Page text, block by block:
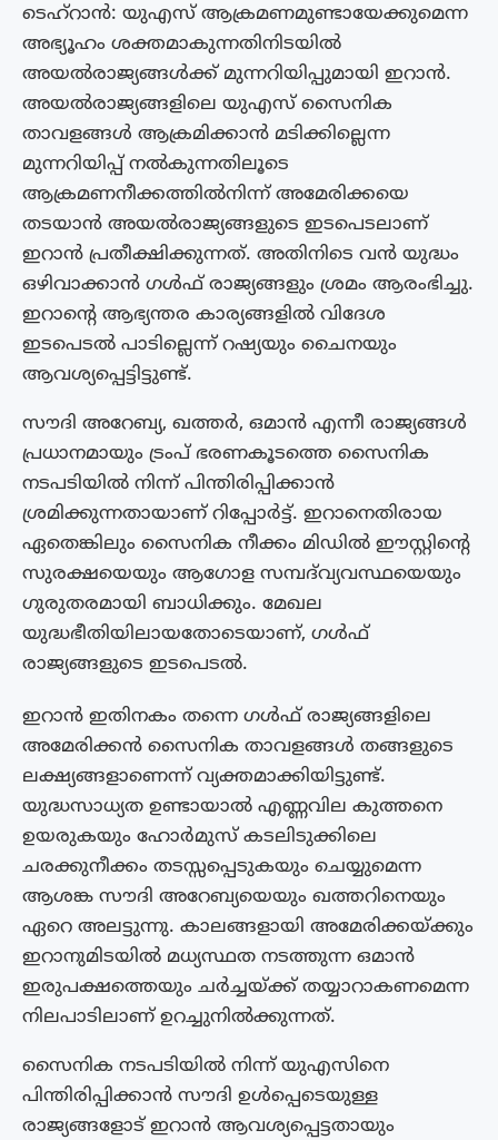
ടെഹ്‌റാൻ: യുഎസ് ആക്രമണമുണ്ടായേക്കുമെന്ന
അഭ്യൂഹം ശക്തമാകുന്നതിനിടയിൽ
അയൽരാജ്യങ്ങൾക്ക് മുന്നറിയിപ്പുമായി ഇറാൻ.
അയൽരാജ്യങ്ങളിലെ യുഎസ് സൈനിക
താവളങ്ങൾ ആക്രമിക്കാൻ മടിക്കില്ലെന്ന
മുന്നറിയിപ്പ് നൽകുന്നതിലൂടെ
ആക്രമണനീക്കത്തിൽനിന്ന് അമേരിക്കയെ
തടയാൻ അയൽരാജ്യങ്ങളുടെ ഇടപെടലാണ്
ഇറാൻ പ്രതീക്ഷിക്കുന്നത്. അതിനിടെ വൻ യുദ്ധം
ഒഴിവാക്കാൻ ഗൾഫ് രാജ്യങ്ങളും ശ്രമം ആരംഭിച്ചു.
ഇറാന്റെ ആഭ്യന്തര കാര്യങ്ങളിൽ വിദേശ
ഇടപെടൽ പാടില്ലെന്ന് റഷ്യയും ചൈനയും
ആവശ്യപ്പെട്ടിട്ടുണ്ട്.
സൗദി അറേബ്യ, ഖത്തർ, ഒമാൻ എന്നീ രാജ്യങ്ങൾ
പ്രധാനമായും ട്രംപ് ഭരണകൂടത്തെ സൈനിക
നടപടിയിൽ നിന്ന് പിന്തിരിപ്പിക്കാൻ
ശ്രമിക്കുന്നതായാണ് റിപ്പോർട്ട്. ഇറാനെതിരായ
ഏതെങ്കിലും സൈനിക നീക്കം മിഡിൽ ഈസ്റ്റിന്റെ
സുരക്ഷയെയും ആഗോള സമ്പദ്‌വ്യവസ്ഥയെയും
ഗുരുതരമായി ബാധിക്കും. മേഖല
യുദ്ധഭീതിയിലായതോടെയാണ്, ഗൾഫ്
രാജ്യങ്ങളുടെ ഇടപെടൽ.
ഇറാൻ ഇതിനകം തന്നെ ഗൾഫ് രാജ്യങ്ങളിലെ
അമേരിക്കൻ സൈനിക താവളങ്ങൾ തങ്ങളുടെ
ലക്ഷ്യങ്ങളാണെന്ന് വ്യക്തമാക്കിയിട്ടുണ്ട്.
യുദ്ധസാധ്യത ഉണ്ടായാൽ എണ്ണവില കുത്തനെ
ഉയരുകയും ഹോർമുസ് കടലിടുക്കിലെ
ചരക്കുനീക്കം തടസ്സപ്പെടുകയും ചെയ്യുമെന്ന
ആശങ്ക സൗദി അറേബ്യയെയും ഖത്തറിനെയും
ഏറെ അലട്ടുന്നു. കാലങ്ങളായി അമേരിക്കയ്ക്കും
ഇറാനുമിടയിൽ മധ്യസ്ഥത നടത്തുന്ന ഒമാൻ
ഇരുപക്ഷത്തെയും ചർച്ചയ്ക്ക് തയ്യാറാകണമെന്ന
നിലപാടിലാണ് ഉറച്ചുനിൽക്കുന്നത്.
സൈനിക നടപടിയിൽ നിന്ന് യുഎസിനെ
പിന്തിരിപ്പിക്കാൻ സൗദി ഉൾപ്പെടെയുള്ള
രാജ്യങ്ങളോട് ഇറാൻ ആവശ്യപ്പെട്ടതായും